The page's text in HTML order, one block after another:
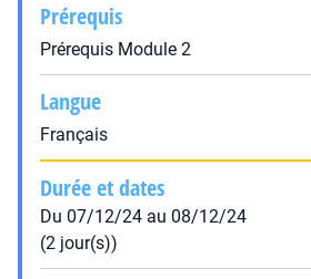
Prérequis
Prérequis Module 2
Langue
Français
Durée et dates
Du 07/12/24 au 08/12/24
(2 jour(s))